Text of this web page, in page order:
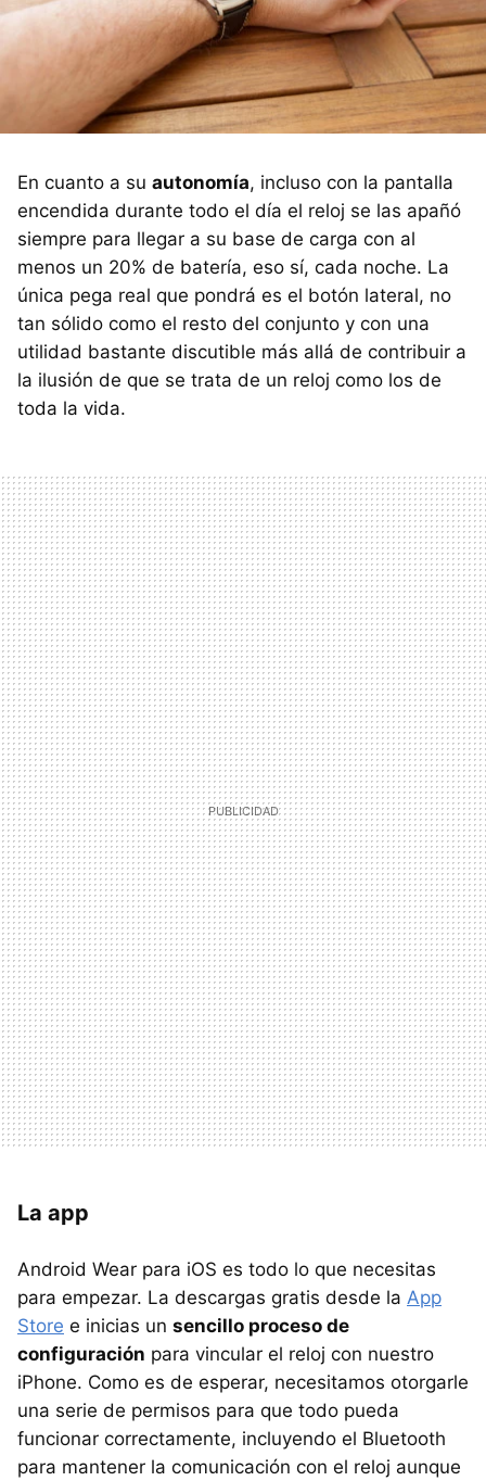
En cuanto a su autonomía, incluso con la pantalla
encendida durante todo el día el reloj se las apañó
siempre para llegar a su base de carga con al
menos un 20% de batería, eso sí, cada noche. La
única pega real que pondrá es el botón lateral, no
tan sólido como el resto del conjunto y con una
utilidad bastante discutible más allá de contribuir a
la ilusión de que se trata de un reloj como los de
toda la vida.
La app
Android Wear para iOS es todo lo que necesitas
para empezar. La descargas gratis desde la App
Store e inicias un sencillo proceso de
configuración para vincular el reloj con nuestro
iPhone. Como es de esperar, necesitamos otorgarle
una serie de permisos para que todo pueda
funcionar correctamente, incluyendo el Bluetooth
para mantener la comunicación con el reloj aunque